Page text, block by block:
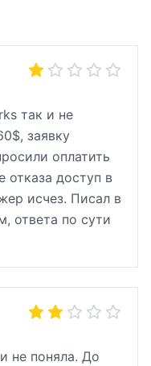
так и не
заявку
оплатить
доступ в
исчез. Писал в
ответа по сути
не поняла. До